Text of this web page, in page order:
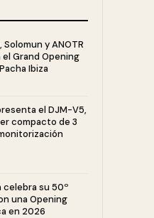
Solomun y ANOTR
Grand Opening
Ibiza
el DJM-V5,
compacto de 3
celebra su 50º
una Opening
en 2026